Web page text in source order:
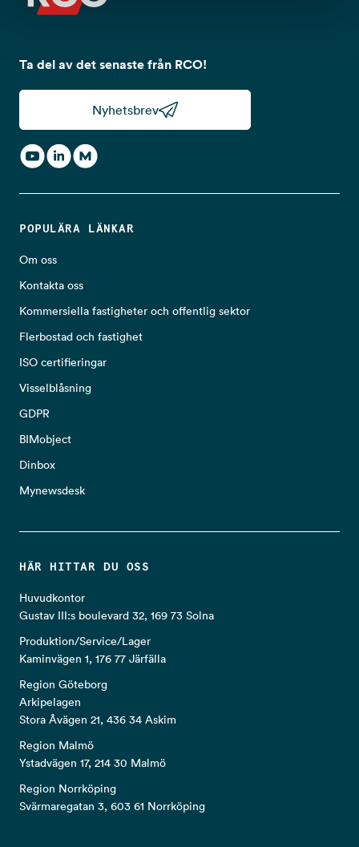
Ta del av det senaste från RCO!
Nyhetsbrev
POPULÄRA LÄNKAR
Om oss
Kontakta oss
Kommersiella fastigheter och offentlig sektor
Flerbostad och fastighet
ISO certifieringar
Visselblåsning
GDPR
BIMobject
Dinbox
Mynewsdesk
HÄR HITTAR DU OSS
Huvudkontor
Gustav III:s boulevard 32, 169 73 Solna
Produktion/Service/Lager
Kaminvägen 1, 176 77 Järfälla
Region Göteborg
Arkipelagen
Stora Åvägen 21, 436 34 Askim
Region Malmö
Ystadvägen 17, 214 30 Malmö
Region Norrköping
Svärmaregatan 3, 603 61 Norrköping